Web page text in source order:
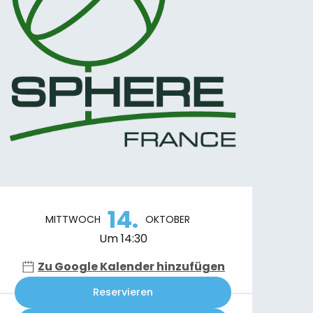
& Kontaktdaten
MITTWOCH 14. OKTOBER
Um 14:30
Zu Google Kalender hinzufügen
Reservieren